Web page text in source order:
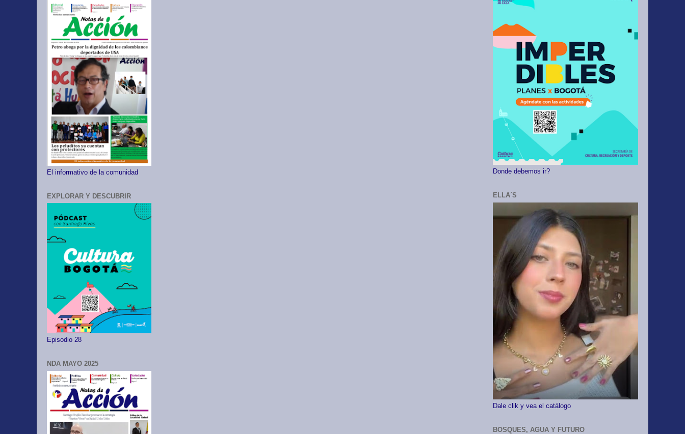
El informativo de la comunidad
EXPLORAR Y DESCUBRIR
Episodio 28
NDA MAYO 2025
Donde debemos ir?
ELLA´S
Dale clik y vea el catálogo
BOSQUES, AGUA Y FUTURO